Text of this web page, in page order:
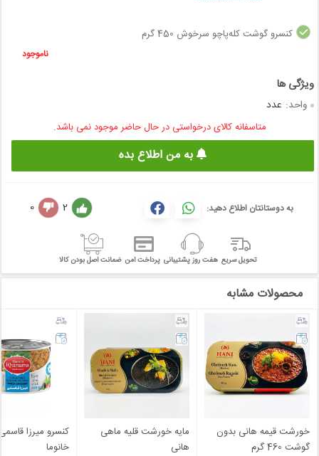
کنسرو گوشت کله‌پاچو سرخوش 450 گرم
ناموجود
واحد: عدد
متاسفانه کالای درخواستی در حال حاضر موجود نمی باشد.
به من اطلاع بده
به دوستانتان اطلاع دهید: 2
0
تحویل سریع هفت روز پشتیبانی پرداخت امن ضمانت اصل بودن کالا
محصولات مشابه
خورشت قیمه هانی بدون
گوشت 460 گرم
مایه خورشت قلیه ماهی
هانی
کنسرو میرزا
خانوما